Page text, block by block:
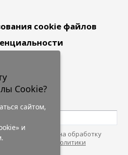
cookie файлов
я даю согласие на обработку
С условиями
"Политики
Cookie?
сайтом,
и